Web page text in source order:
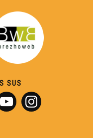
navèras perspectivas
occitana ?
ans après"
SUS